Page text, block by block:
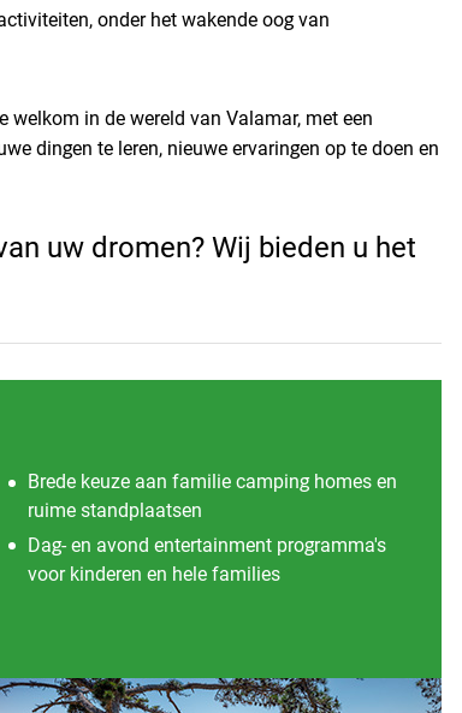
onder het wakende oog van
in de wereld van Valamar, met een
dingen te leren, nieuwe ervaringen op te doen en
uw dromen? Wij bieden u het
Brede keuze aan familie camping homes en
ruime standplaatsen
Dag- en avond entertainment programma's
voor kinderen en hele families